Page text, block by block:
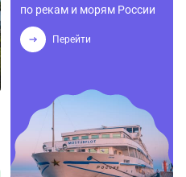
по рекам и морям России
Перейти